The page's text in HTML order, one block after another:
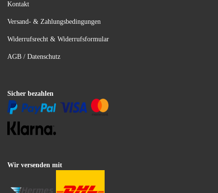
Kontakt
Versand- & Zahlungsbedingungen
Widerrufsrecht & Widerrufsformular
AGB / Datenschutz
Sicher bezahlen
Wir versenden mit